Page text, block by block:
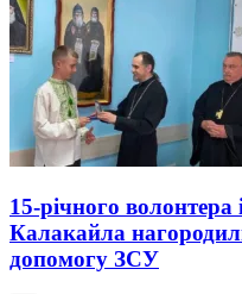
15-річного волонтера
Калакайла
допомогу ЗСУ